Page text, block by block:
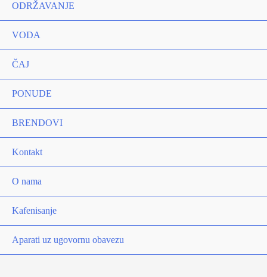
ODRŽAVANJE
VODA
ČAJ
PONUDE
BRENDOVI
Kontakt
O nama
Kafenisanje
Aparati uz ugovornu obavezu